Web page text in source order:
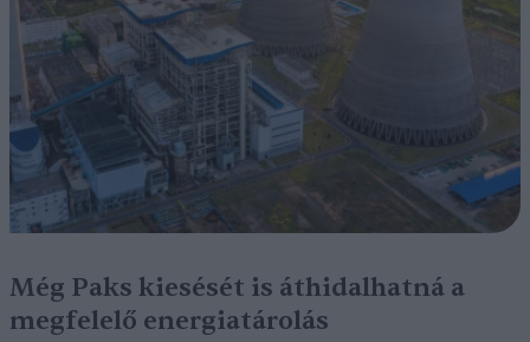
Még Paks kiesését is áthidalhatná a
megfelelő energiatárolás